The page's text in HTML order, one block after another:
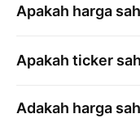
Apakah harga
Apakah ticker
Adakah harga